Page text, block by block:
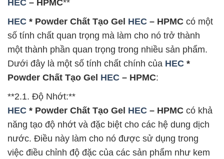
HEC – HPMC**
HEC * Powder Chất Tạo Gel HEC – HPMC có một
số tính chất quan trọng mà làm cho nó trở thành
một thành phần quan trọng trong nhiều sản phẩm.
Dưới đây là một số tính chất chính của HEC *
Powder Chất Tạo Gel HEC – HPMC:
**2.1. Độ Nhớt:**
HEC * Powder Chất Tạo Gel HEC – HPMC có khả
năng tạo độ nhớt và đặc biệt cho các hệ dung dịch
nước. Điều này làm cho nó được sử dụng trong
việc điều chỉnh độ đặc của các sản phẩm như kem